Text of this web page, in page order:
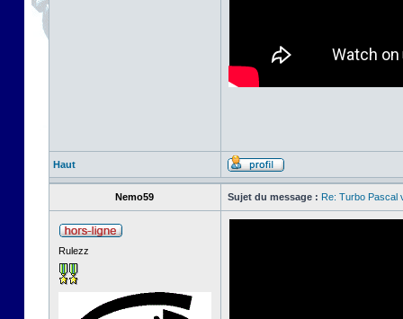
Haut
Nemo59 Sujet du message : Re: Turbo Pascal
Rulezz